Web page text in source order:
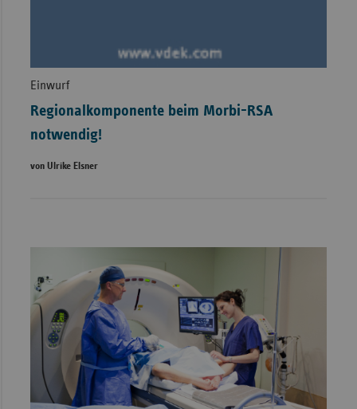
Einwurf
Regionalkomponente beim Morbi-RSA
notwendig!
von Ulrike Elsner